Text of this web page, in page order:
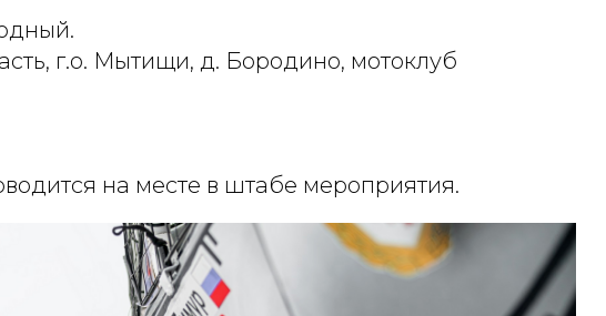
г.о. Мытищи, д. Бородино, мотоклуб
на месте в штабе мероприятия.